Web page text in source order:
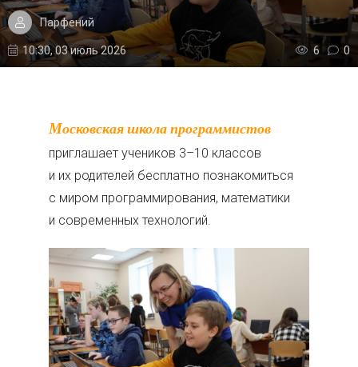
Парфений
10:30, 03 июль 2026 6 0
Московская школа программистов
приглашает учеников 3–10 классов
и их родителей бесплатно познакомиться
с миром программирования, математики
и современных технологий.